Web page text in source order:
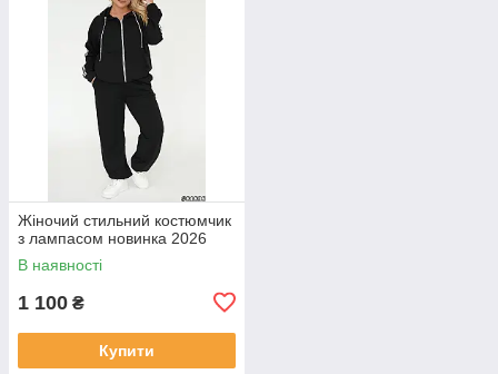
Жіночий стильний костюмчик
з лампасом новинка 2026
В наявності
1 100 ₴
Купити